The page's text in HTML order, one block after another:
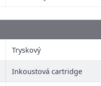
Tryskový
Inkoustová cartridge